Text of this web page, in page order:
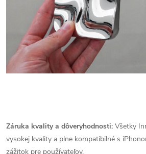
Záruka kvality a dôveryhodnosti: Všetky
vysokej kvality a plne kompatibilné s
zážitok pre používateľov.